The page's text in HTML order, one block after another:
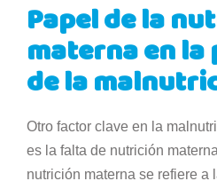
Papel de la
materna en
de la
Otro factor clave en la
es la falta de nutrición
nutrición materna se refiere a